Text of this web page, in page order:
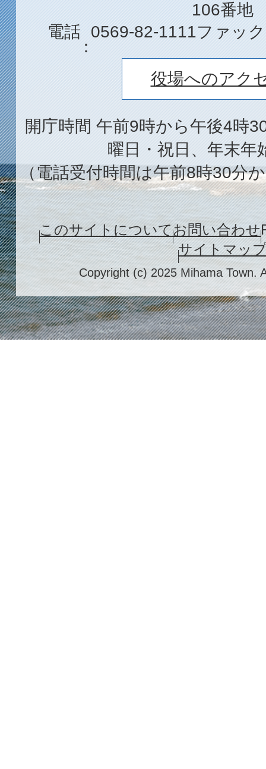
106番地
電話
0569-82-1111ファッ
役場へのアク
開庁時間 午前9時から午後4時
曜日・祝日、年末年
（電話受付時間は午前8時30分
このサイトについてお問い合わせ
サイトマッ
Copyright (c) 2025 Mihama Town.